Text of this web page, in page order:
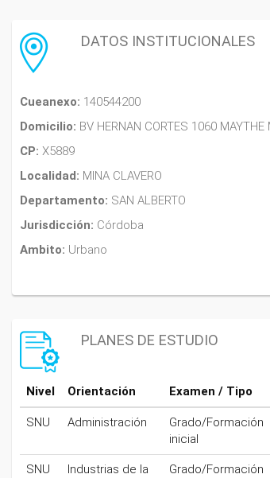
DATOS INSTITUCIONALES
Cueanexo: 140544200
Domicilio: BV HERNAN CORTES 1060 MAYTHE
CP: X5889
Localidad: MINA CLAVERO
Departamento: SAN ALBERTO
Jurisdicción: Córdoba
Ambito: Urbano
PLANES DE ESTUDIO
Nivel Orientación Examen / Tipo
SNU Administración
Grado/Formación
inicial
SNU
Industrias de la
Grado/Formación